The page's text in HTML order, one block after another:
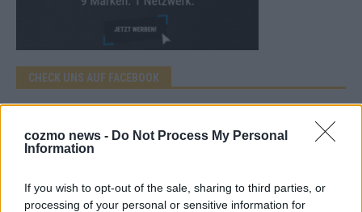
cozmo news - Do Not Process My Personal
Information
If you wish to opt-out of the sale, sharing to third parties, or
processing of your personal or sensitive information for
CHECK UNS AUF FACEBOOK